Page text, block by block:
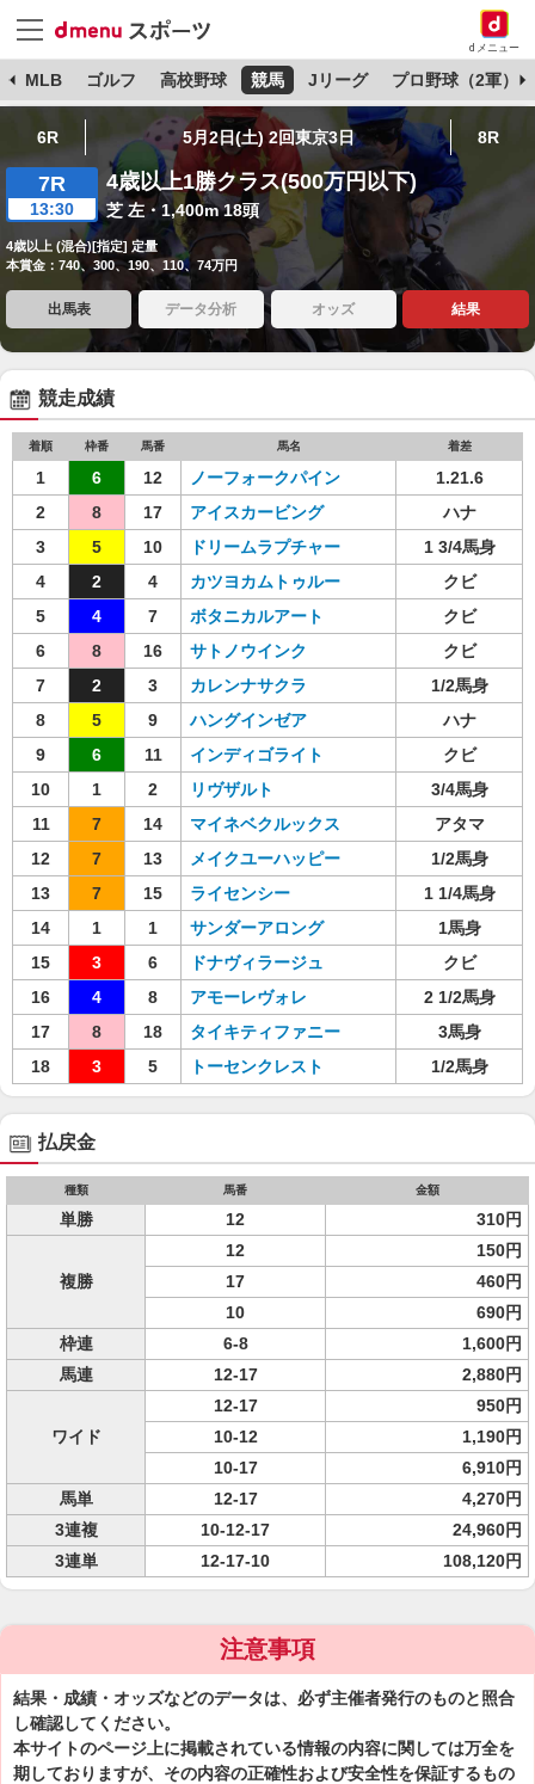
dメニュー
MLB ゴルフ 高校野球 競馬 Jリーグ プロ野球（2軍）
6R 5月2日(土) 2回東京3日 8R
7R
13:30
4歳以上1勝クラス(500万円以下)
芝 左・1,400m 18頭
4歳以上 (混合)[指定] 定量
本賞金：740、300、190、110、74万円
出馬表 データ分析 オッズ 結果
競走成績
着順 枠番 馬番 馬名 着差
1 6 12 ノーフォークパイン
1.21.6
2
8 17 アイスカービング
ハナ
3
5 10 ドリームラプチャー
1 3/4馬身
4
2 4 カツヨカムトゥルー
クビ
5
4 7 ボタニカルアート
クビ
6
8 16 サトノウインク
クビ
7
2 3 カレンナサクラ
1/2馬身
8
5 9 ハングインゼア
ハナ
9
6 11 インディゴライト
クビ
10
1 2 リヴザルト
3/4馬身
11
7 14 マイネベクルックス
アタマ
12
7 13 メイクユーハッピー
1/2馬身
13
7 15 ライセンシー
1 1/4馬身
14
1 1 サンダーアロング
1馬身
15
3 6 ドナヴィラージュ
クビ
16
4 8 アモーレヴォレ
2 1/2馬身
17
8 18 タイキティファニー
3馬身
18
3 5 トーセンクレスト 1/2馬身
払戻金
種類 馬番 金額
単勝 12 310円
複勝
12
150円
17
460円
10
690円
枠連
6-8
1,600円
馬連
12-17 2,880円
ワイド
12-17
950円
10-12
1,190円
10-17
6,910円
馬単
12-17
4,270円
3連複
10-12-17
24,960円
3連単
12-17-10 108,120円
注意事項
結果・成績・オッズなどのデータは、必ず主催者発行のものと照合
し確認してください。
本サイトのページ上に掲載されている情報の内容に関しては万全を
期しておりますが、その内容の正確性および安全性を保証するもの